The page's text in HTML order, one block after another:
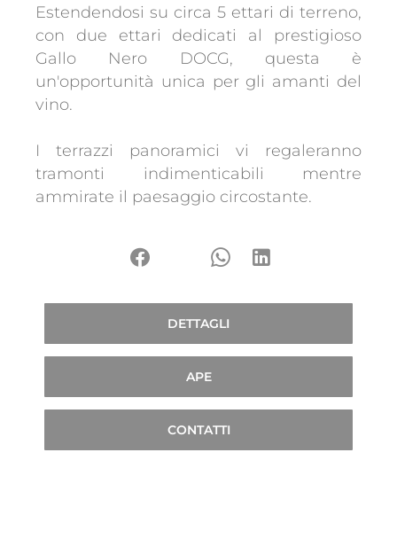
Estendendosi su circa 5 ettari di terreno,
con due ettari dedicati al prestigioso
Gallo Nero DOCG, questa è
un'opportunità unica per gli amanti del
vino.
I terrazzi panoramici vi regaleranno
tramonti indimenticabili mentre
ammirate il paesaggio circostante.
DETTAGLI
APE
CONTATTI